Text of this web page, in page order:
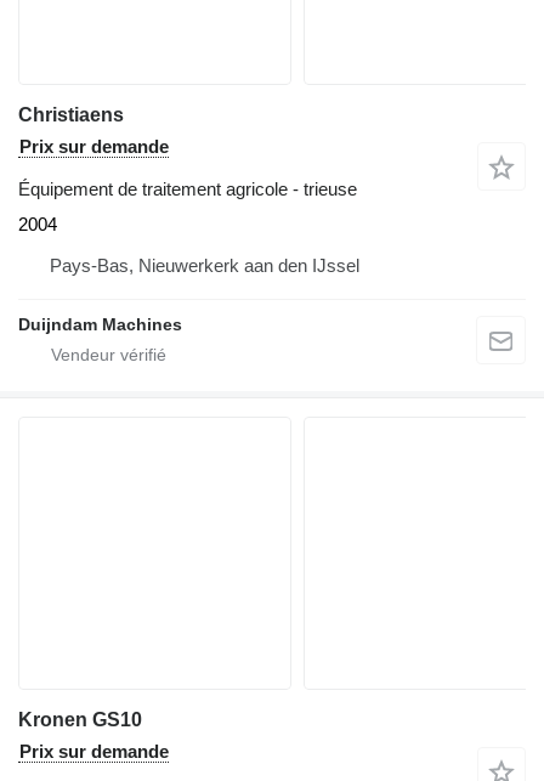
Christiaens
Prix sur demande
Équipement de traitement agricole - trieuse
2004
Pays-Bas, Nieuwerkerk aan den IJssel
Duijndam Machines
Kronen GS10
Prix sur demande